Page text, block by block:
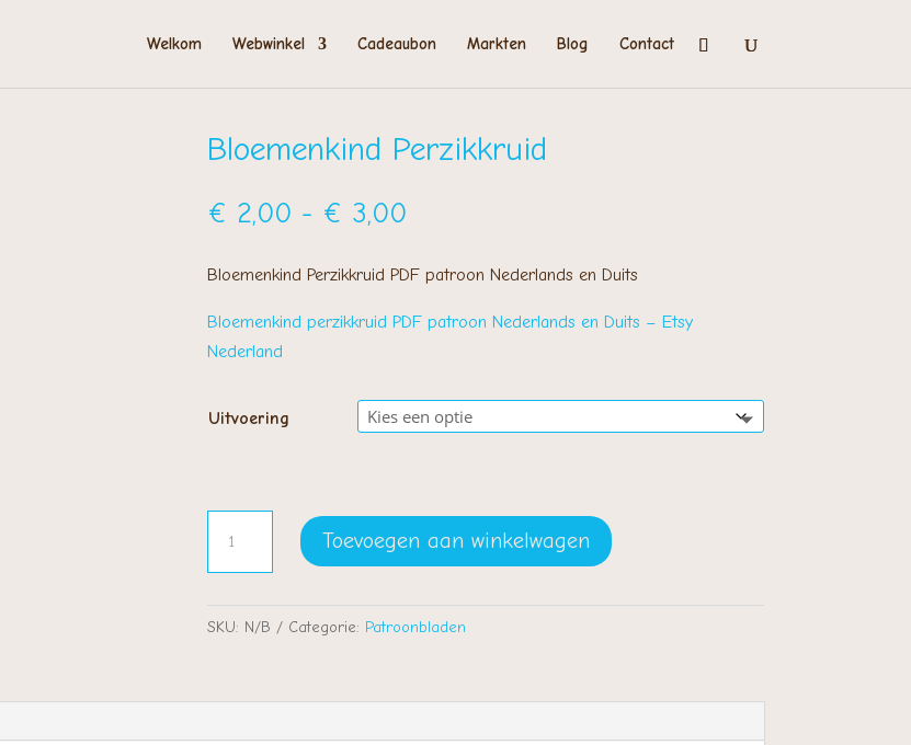
Welkom Webwinkel Cadeaubon Markten Blog Contact
Bloemenkind Perzikkruid
€ 2,00 - € 3,00Prijsklasse:
tot
Bloemenkind Perzikkruid PDF patroon Nederlands en Duits
Bloemenkind perzikkruid PDF patroon Nederlands en Duits – Etsy
Nederland
Uitvoering
Perzikkruid
Toevoegen aan winkelwagen
SKU: N/B Categorie: Patroonbladen